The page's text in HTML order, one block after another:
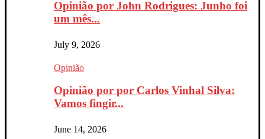
Opinião por John Rodrigues: Junho foi
um mês...
July 9, 2026
Opinião
Opinião por por Carlos Vinhal Silva:
Vamos fingir...
June 14, 2026